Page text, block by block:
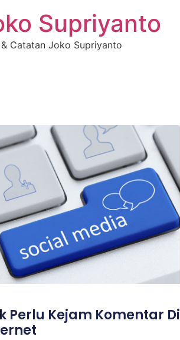
Supriyanto
Catatan Joko Supriyanto
Perlu Kejam Komentar Di